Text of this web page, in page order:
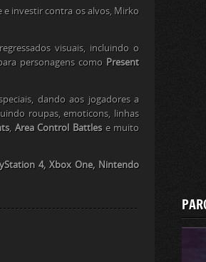
e investir contra os alvos, Mirko
visuais, incluindo o
personagens como Present
dando aos jogadores a
roupas, emoticons, linhas
, Area Control Battlese muito
4, Xbox One, Nintendo